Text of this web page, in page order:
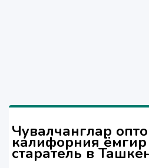
Чувалчанглар
калифорния ёмгир
старатель в